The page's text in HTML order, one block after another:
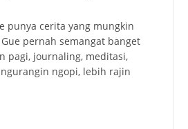
punya cerita yang mungkin
pernah semangat banget
pagi, journaling, meditasi,
ngopi, lebih rajin